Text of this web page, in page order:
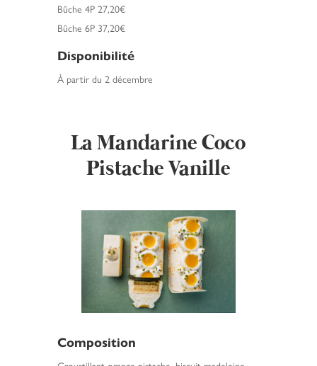
Bûche 4P 27,20€
Bûche 6P 37,20€
Disponibilité
À partir du 2 décembre
La Mandarine Coco
Pistache Vanille
Composition